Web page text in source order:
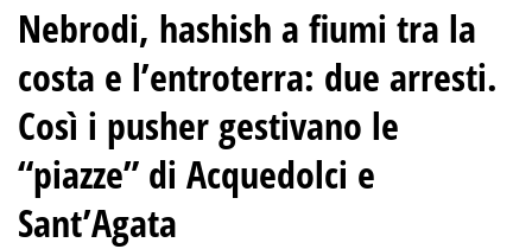
Nebrodi, hashish a fiumi tra la
costa e l’entroterra: due arresti.
Così i pusher gestivano le
“piazze” di Acquedolci e
Sant’Agata